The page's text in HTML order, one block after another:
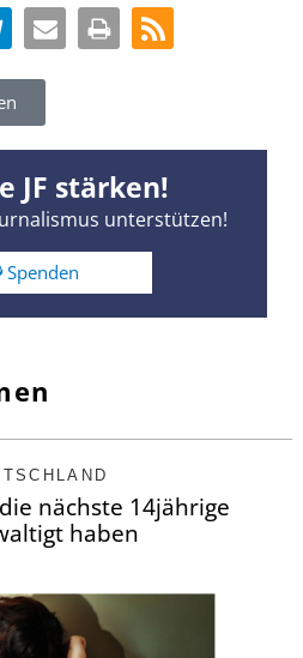
JF stärken!
unterstützen!
Spenden
nächste 14jährige
haben